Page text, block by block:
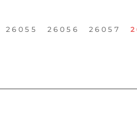
26055 26056 26057